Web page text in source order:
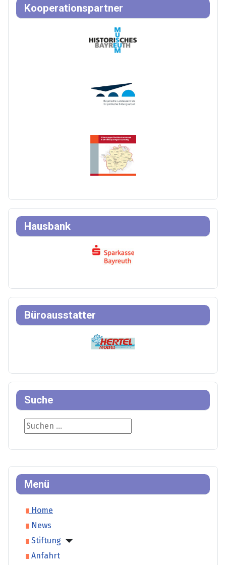
Menü
Home
News
Stiftung
Anfahrt
Kooperationspartner
Hausbank
Büroausstatter
Suche
Suche